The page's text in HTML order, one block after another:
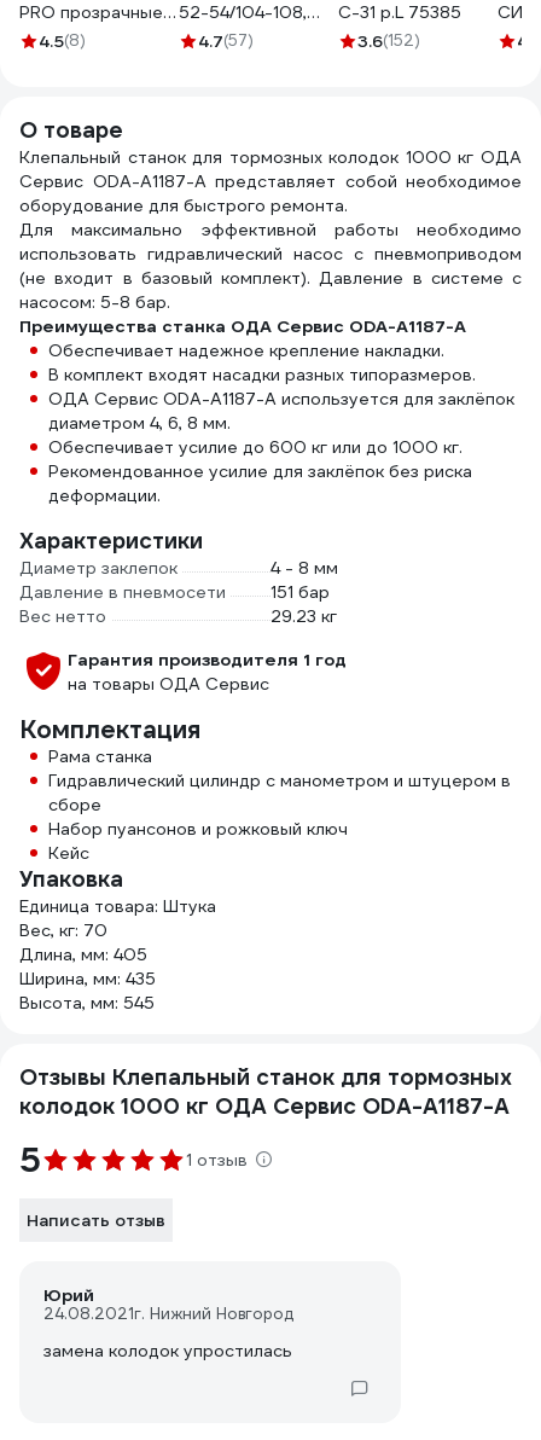
PRO прозрачные
линзы 04-24-02
4.5(8)
52-54/104-108,
126693
4.7(57)
С-31 р.L 75385
3.6(152) 4.5
О товаре
Клепальный станок для тормозных колодок 1000 кг ОДА
Сервис ODA-A1187-A представляет собой необходимое
оборудование для быстрого ремонта.
Для максимально эффективной работы необходимо
использовать гидравлический насос с пневмоприводом
(не входит в базовый комплект). Давление в системе с
насосом: 5-8 бар.
Преимущества станка ОДА Сервис ODA-A1187-A
Обеспечивает надежное крепление накладки.
В комплект входят насадки разных типоразмеров.
ОДА Сервис ODA-A1187-A используется для заклёпок
диаметром 4, 6, 8 мм.
Обеспечивает усилие до 600 кг или до 1000 кг.
Рекомендованное усилие для заклёпок без риска
деформации.
Характеристики
Диаметр заклепок
4 - 8 мм
Давление в пневмосети
151 бар
Вес нетто
29.23 кг
Гарантия производителя 1 год
на товары ОДА Сервис
Комплектация
Рама станка
Гидравлический цилиндр с манометром и штуцером в
сборе
Набор пуансонов и рожковый ключ
Кейс
Упаковка
Единица товара: Штука
Вес, кг: 70
Длина, мм: 405
Ширина, мм: 435
Высота, мм: 545
Отзывы Клепальный станок для тормозных
колодок 1000 кг ОДА Сервис ODA-A1187-A
5 1 отзыв
Написать отзыв
Юрий
24.08.2021г. Нижний Новгород
замена колодок упростилась